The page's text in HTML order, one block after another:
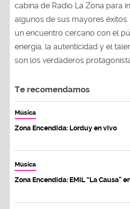
cabina de Radio La Zona para
algunos de sus mayores
un encuentro cercano con el
energía, la autenticidad y el
son los verdaderos
Te recomendamos
Música
Zona Encendida: Lorduy en vivo
Música
Zona Encendida: EMIL “La Causa”